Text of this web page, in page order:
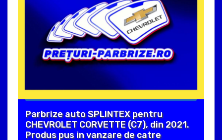
Parbrize auto SPLINTEX pentru
CHEVROLET CORVETTE (C7), din 2021.
Produs pus in vanzare de catre